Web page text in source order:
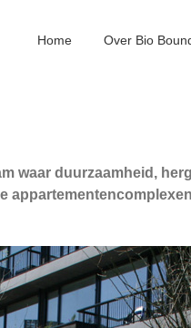
Home Over Bio
waar duurzaamheid,